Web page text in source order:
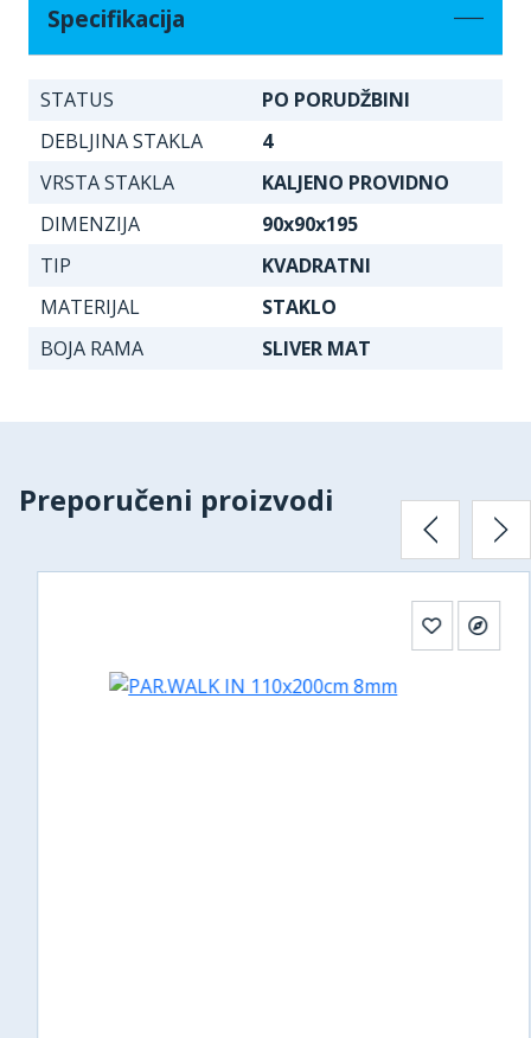
Specifikacija
STATUS
PO PORUDŽBINI
DEBLJINA STAKLA
4
VRSTA STAKLA
KALJENO PROVIDNO
DIMENZIJA
90x90x195
TIP
KVADRATNI
MATERIJAL
STAKLO
BOJA RAMA
SLIVER MAT
Preporučeni proizvodi